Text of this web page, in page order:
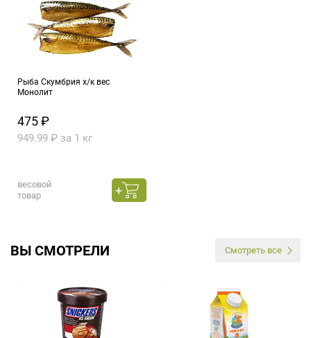
Рыба Скумбрия х/к вес
Монолит
475 ₽
949.99 ₽ за 1 кг
весовой
товар
ВЫ СМОТРЕЛИ Смотреть все